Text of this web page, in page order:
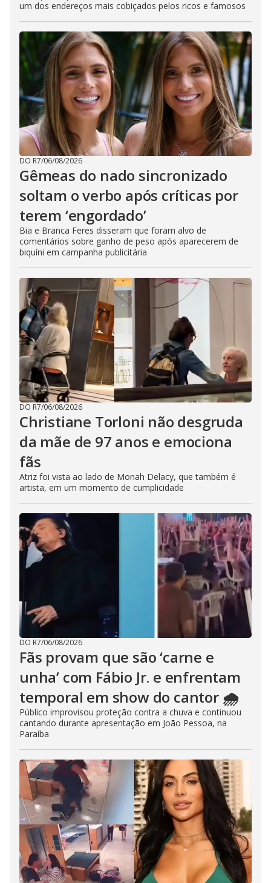
um dos endereços mais cobiçados pelos ricos e famosos
DO R7/06/08/2026
Gêmeas do nado sincronizado
soltam o verbo após críticas por
terem ‘engordado’
Bia e Branca Feres disseram que foram alvo de
comentários sobre ganho de peso após aparecerem de
biquíni em campanha publicitária
DO R7/06/08/2026
Christiane Torloni não desgruda
da mãe de 97 anos e emociona
fãs
Atriz foi vista ao lado de Monah Delacy, que também é
artista, em um momento de cumplicidade
DO R7/06/08/2026
Fãs provam que são ‘carne e
unha’ com Fábio Jr. e enfrentam
temporal em show do cantor 🌧️
Público improvisou proteção contra a chuva e continuou
cantando durante apresentação em João Pessoa, na
Paraíba